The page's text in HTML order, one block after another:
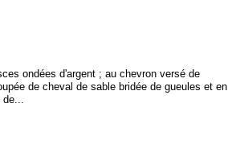
ondées d'argent ; au chevron versé de
de cheval de sable bridée de gueules et en
de...